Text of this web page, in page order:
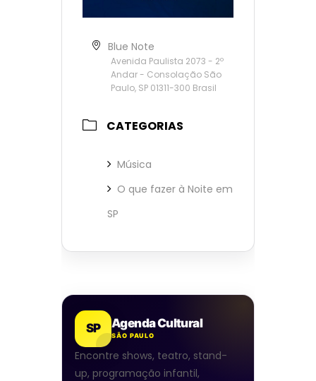
Blue Note
Avenida Paulista 2073 - 2º
Andar - Consolação São
Paulo, SP 01311-300 Brasil
CATEGORIAS
Música
O que fazer à Noite em
SP
SP Agenda Cultural
SÃO PAULO
Encontre shows, teatro, stand-
up, programação infantil,